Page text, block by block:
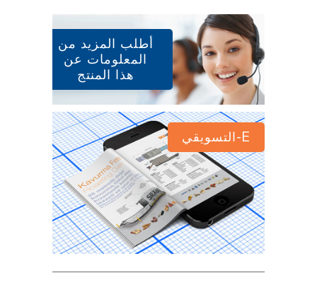
أطلب المزيد من
المعلومات عن
هذا المنتج
E-التسويقي